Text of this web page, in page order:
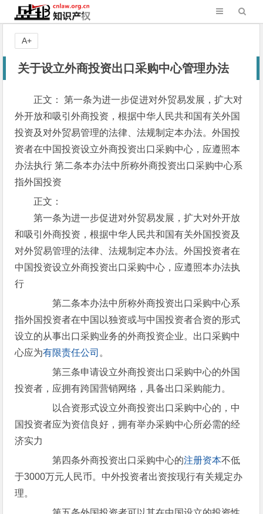
关于设立外商投资出口采购中心管理办法
正文： 第一条为进一步促进对外贸易发展，扩大对
外开放和吸引外商投资，根据中华人民共和国有关外国
投资及对外贸易管理的法律、法规制定本办法。外国投
资者在中国投资设立外商投资出口采购中心，应遵照本
办法执行 第二条本办法中所称外商投资出口采购中心系
指外国投资
正文：
第一条为进一步促进对外贸易发展，扩大对外开放
和吸引外商投资，根据中华人民共和国有关外国投资及
对外贸易管理的法律、法规制定本办法。外国投资者在
中国投资设立外商投资出口采购中心，应遵照本办法执
行
第二条本办法中所称外商投资出口采购中心系
指外国投资者在中国以独资或与中国投资者合资的形式
设立的从事出口采购业务的外商投资企业。出口采购中
心应为有限责任公司 。
第三条申请设立外商投资出口采购中心的外国
投资者，应拥有跨国营销网络，具备出口采购能力。
以合资形式设立外商投资出口采购中心的，中
国投资者应为资信良好，拥有举办采购中心所必需的经
济实力
第四条外商投资出口采购中心的注册资本不低
于3000万元人民币。中外投资者出资按现行有关规定办
理。
A+